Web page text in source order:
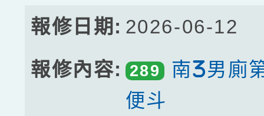
2026-06-12
289
南3男廁
便斗